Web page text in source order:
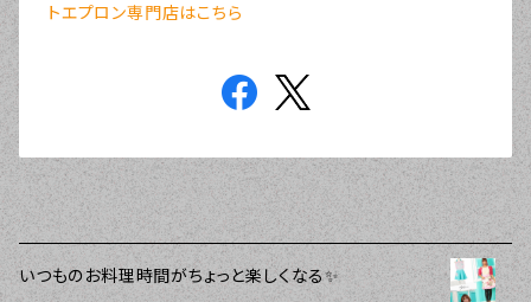
トエプロン専門店はこちら
いつものお料理時間がちょっと楽しくなる✨